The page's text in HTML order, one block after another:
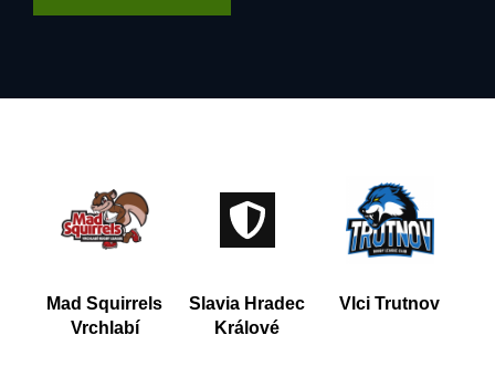
Mad Squirrels
Vrchlabí
Slavia Hradec
Králové
Vlci Trutnov